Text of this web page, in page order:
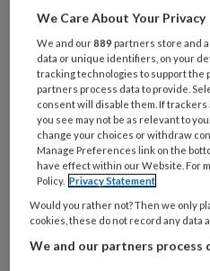
Verdieping
Branche
Omgaan met
PR
Praktijkvoering
Samenwerking
Wet- en regelgeving
We Care About Your Privacy
We and our889 partners store and
data or unique identifiers, on your
tracking technologies to support the
partners process data to provide.
consent will disable them. If
you see may not be as relevant to
change your choices or withdraw
Manage Preferences link on the
have effect within our Website. For
Policy. Privacy Statement
Would you rather not? Then we only
cookies, these do not record any data
We and our partners process